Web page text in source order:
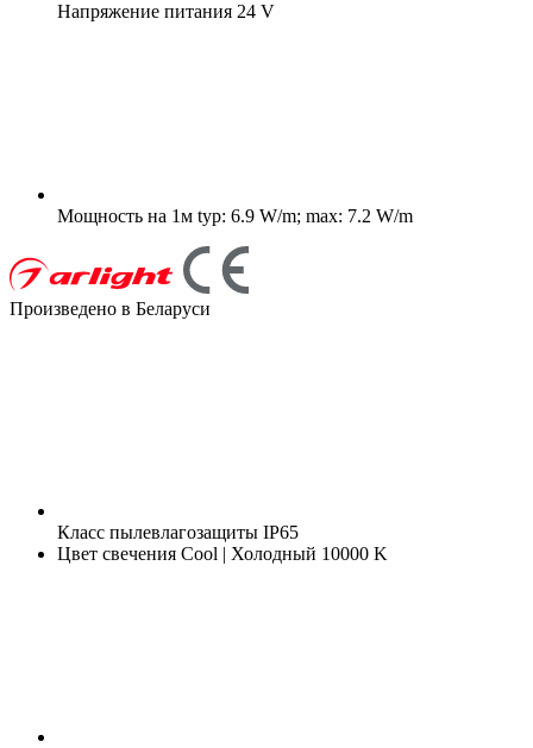
Напряжение питания 24 V
Мощность на 1м typ: 6.9 W/m; max: 7.2 W/m
Произведено в Беларуси
Класс пылевлагозащиты IP65
Цвет свечения Cool | Холодный 10000 K